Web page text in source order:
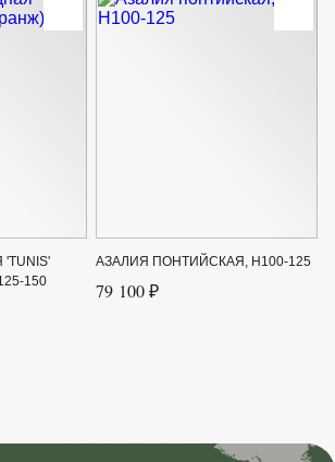
150
АЗАЛИЯ ПОНТИЙСКАЯ, H100-125
79 100 ₽